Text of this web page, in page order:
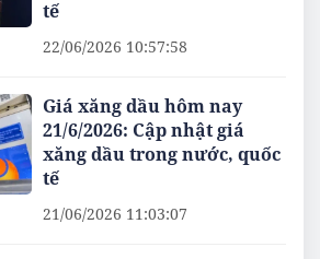
tế
22/06/2026 10:57:58
Giá xăng dầu hôm nay
21/6/2026: Cập nhật giá
xăng dầu trong nước, quốc
tế
21/06/2026 11:03:07